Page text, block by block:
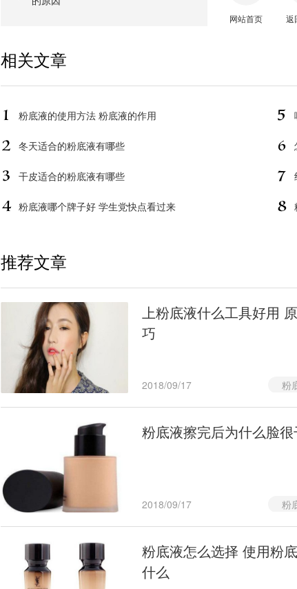
网站首页 返
相关文章
粉底液的使用方法 粉底液的作用
冬天适合的粉底液有哪些
干皮适合的粉底液有哪些
粉底液哪个牌子好 学生党快点看过来
推荐文章
上粉底液什么工具好用
巧
2018/09/17 粉
粉底液擦完后为什么脸
2018/09/17 粉
粉底液怎么选择 使用粉
什么